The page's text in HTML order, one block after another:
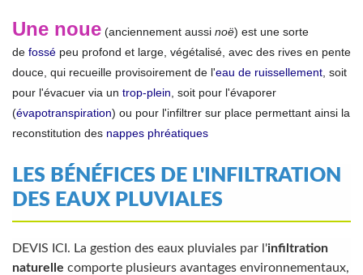
Une noue (anciennement aussi noë) est une sorte
de fossé peu profond et large, végétalisé, avec des rives en pente
douce, qui recueille provisoirement de l'eau de ruissellement , soit
pour l'évacuer via un trop-plein , soit pour l'évaporer
(évapotranspiration) ou pour l'infiltrer sur place permettant ainsi la
reconstitution des nappes phréatiques
LES BÉNÉFICES DE L'INFILTRATION
DES EAUX PLUVIALES
DEVIS ICI. La gestion des eaux pluviales par l'infiltration
naturelle comporte plusieurs avantages environnementaux,